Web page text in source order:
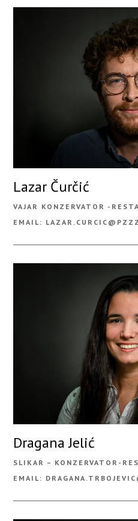
Lazar Čurčić
VAJAR KONZERVATOR -
EMAIL:
Dragana Jelić
SLIKAR – KONZERVATOR-
EMAIL: